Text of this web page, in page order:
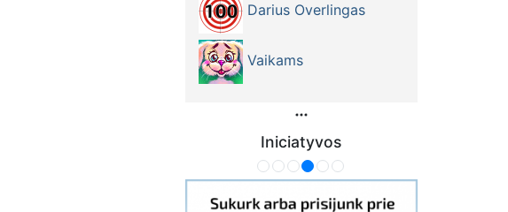
Darius Overlingas
Vaikams
Iniciatyvos